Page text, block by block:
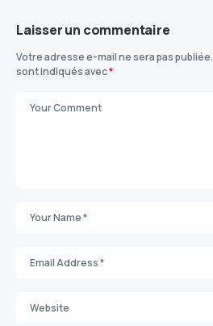
Laisser un commentaire
Votre adresse e-mail ne sera pas publiée.
sont indiqués avec*